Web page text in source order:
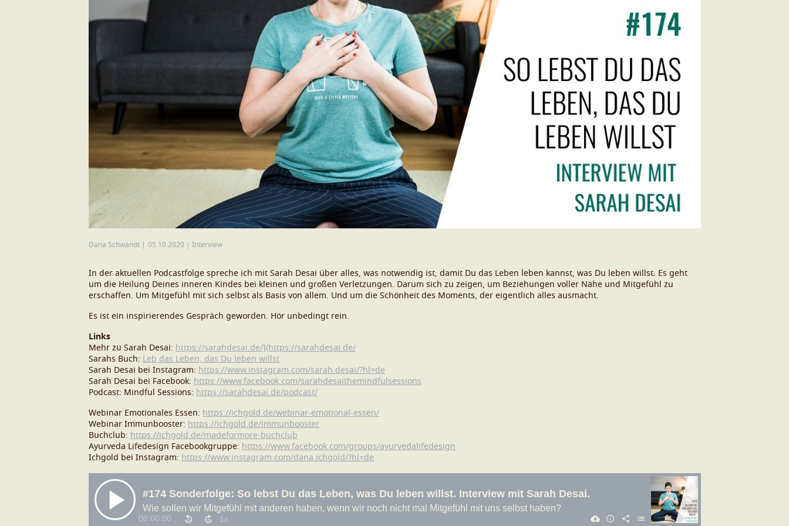
Dana Schwandt 05.10.2020 Interview
In der aktuellen Podcastfolge spreche ich mit Sarah Desai über alles, was notwendig ist, damit Du das Leben leben kannst, was Du leben willst. Es geht
um die Heilung Deines inneren Kindes bei kleinen und großen Verletzungen. Darum sich zu zeigen, um Beziehungen voller Nähe und Mitgefühl zu
erschaffen. Um Mitgefühl mit sich selbst als Basis von allem. Und um die Schönheit des Moments, der eigentlich alles ausmacht.
Es ist ein inspirierendes Gespräch geworden. Hör unbedingt rein.
Links
Mehr zu Sarah Desai: https://sarahdesai.de/](https://sarahdesai.de/
Sarahs Buch: Leb das Leben, das Du leben willst
Sarah Desai bei Instagram: https://www.instagram.com/sarah.desai/?hl=de
Sarah Desai bei Facebook: https://www.facebook.com/sarahdesaithemindfulsessions
Podcast: Mindful Sessions: https://sarahdesai.de/podcast/
Webinar Emotionales Essen: https://ichgold.de/webinar-emotional-essen/
Webinar Immunbooster: https://ichgold.de/immunbooster
Buchclub: https://ichgold.de/madeformore-buchclub
Ayurveda Lifedesign Facebookgruppe: https://www.facebook.com/groups/ayurvedalifedesign
Ichgold bei Instagram: https://www.instagram.com/dana.ichgold/?hl=de